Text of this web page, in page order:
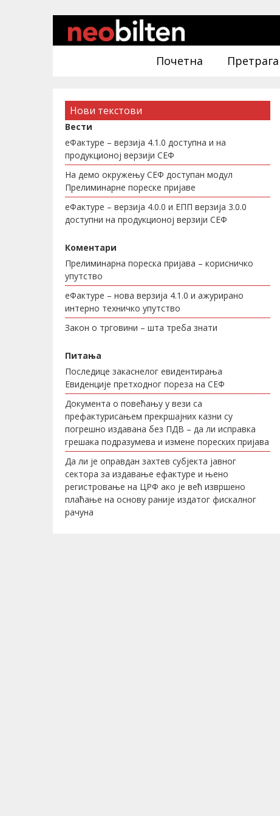
Почетна Претрага
Нови текстови
Вести
еФактуре – верзија 4.1.0 доступна и на
продукционој верзији СЕФ
На демо окружењу СЕФ доступан модул
Прелиминарне пореске пријаве
еФактуре – верзија 4.0.0 и ЕПП верзија 3.0.0
доступни на продукционој верзији СЕФ
Коментари
Прелиминарна пореска пријава – корисничко
упутство
еФактуре – нова верзија 4.1.0 и ажурирано
интерно техничко упутство
Закон о трговини – шта треба знати
Питања
Последице закаснелог евидентирања
Евиденције претходног пореза на СЕФ
Документа о повећању у вези са
префактурисањем прекршајних казни су
погрешно издавана без ПДВ – да ли исправка
грешака подразумева и измене пореских пријава
Да ли је оправдан захтев субјекта јавног
сектора за издавање ефактуре и њено
регистровање на ЦРФ ако је већ извршено
плаћање на основу раније издатог фискалног
рачуна